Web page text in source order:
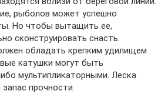
рыболов может успешно
Но чтобы вытащить ее,
сконструировать снасть.
обладать крепким удилищем
катушки могут быть
мультипликаторными. Леска
прочности.